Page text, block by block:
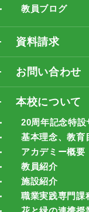
教員ブログ
資料請求
お問い合わせ
本校について
20周年記念特設
基本理念、教育
アカデミー概要
教員紹介
施設紹介
職業実践専門課